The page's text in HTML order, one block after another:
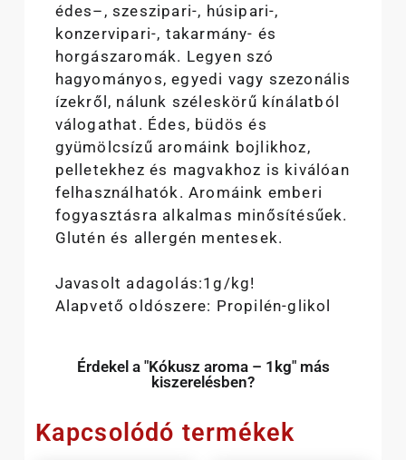
édes–, szeszipari-, húsipari-,
konzervipari-, takarmány- és
horgászaromák. Legyen szó
hagyományos, egyedi vagy szezonális
ízekről, nálunk széleskörű kínálatból
válogathat. Édes, büdös és
gyümölcsízű aromáink bojlikhoz,
pelletekhez és magvakhoz is kiválóan
felhasználhatók. Aromáink emberi
fogyasztásra alkalmas minősítésűek.
Glutén és allergén mentesek.
Javasolt adagolás:1g/kg!
Alapvető oldószere: Propilén-glikol
Érdekel a "Kókusz aroma – 1kg" más
kiszerelésben?
Kapcsolódó termékek